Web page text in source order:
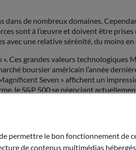
de nombreux domaines.
sont à l’œuvre et doivent être
avec une relative sérénité, du moins
Ces grandes valeurs
boursier américain l’année
Seven » affichent un
le S&P 500 se négociant
permettre le bon fonctionnement de
de contenus multimédias